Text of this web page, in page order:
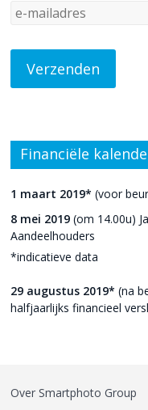
Financiële
1 maart 2019* (voor
8 mei 2019 (om 14.00u)
Aandeelhouders
*indicatieve data
29 augustus 2019* (na
halfjaarlijks financieel
Over Smartphoto Group